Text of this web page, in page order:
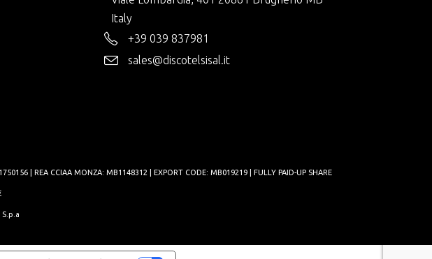
Italy
+39 039 837981
sales@discotelsisal.it
| REA CCIAA MONZA: MB1148312 | EXPORT CODE: MB019219 | FULLY PAID-UP SHARE